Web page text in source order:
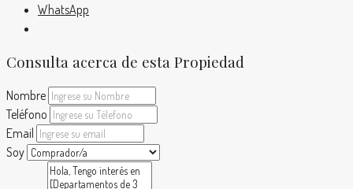
WhatsApp
Consulta acerca de esta Propiedad
Nombre
Teléfono
Email
Soy